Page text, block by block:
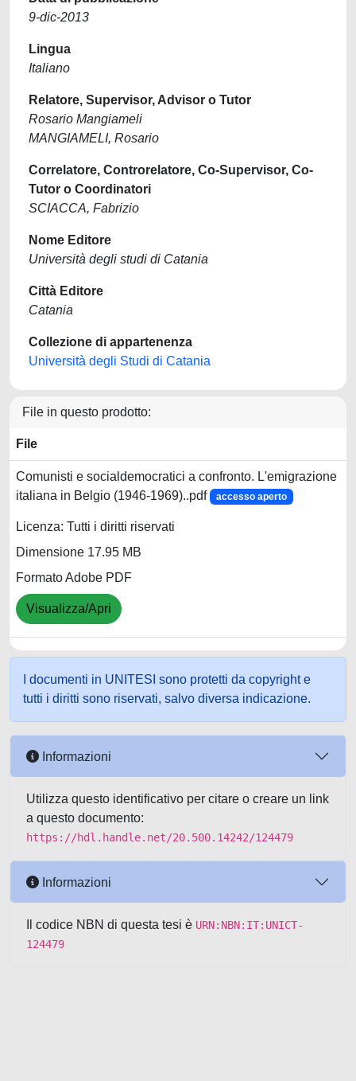
9-dic-2013
Lingua
Italiano
Relatore, Supervisor, Advisor o Tutor
Rosario Mangiameli
MANGIAMELI, Rosario
Correlatore, Controrelatore, Co-Supervisor, Co-
Tutor o Coordinatori
SCIACCA, Fabrizio
Nome Editore
Università degli studi di Catania
Città Editore
Catania
Collezione di appartenenza
Università degli Studi di Catania
File in questo prodotto:
File
Comunisti e socialdemocratici a confronto. L'emigrazione
italiana in Belgio (1946-1969)..pdf
accesso aperto
Licenza: Tutti i diritti riservati
Dimensione 17.95 MB
Formato Adobe PDF
Visualizza/Apri
I documenti in UNITESI sono protetti da copyright e
tutti i diritti sono riservati, salvo diversa indicazione.
Informazioni
Utilizza questo identificativo per citare o creare un link
a questo documento:
https://hdl.handle.net/20.500.14242/124479
Informazioni
Il codice NBN di questa tesi è URN:NBN:IT:UNICT-
124479